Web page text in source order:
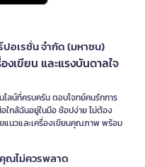
ปอเรชั่น จำกัด (มหาชน)
งเขียน และแรงบันดาลใจ
ไลน์ที่ครบครัน ตอบโจทย์คนรักการ
ใกล้ฉันอยู่ในมือ ช้อปง่าย ไม่ต้อง
แนวและเครื่องเขียนคุณภาพ พร้อม
ณไม่ควรพลาด